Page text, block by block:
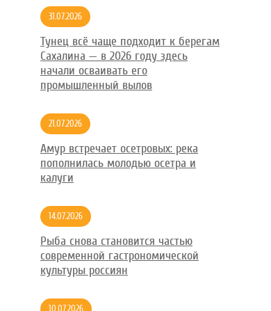
31.07.2026
Тунец всё чаще подходит к берегам
Сахалина — в 2026 году здесь
начали осваивать его
промышленный вылов
21.07.2026
Амур встречает осетровых: река
пополнилась молодью осетра и
калуги
14.07.2026
Рыба снова становится частью
современной гастрономической
культуры россиян
10.07.2026